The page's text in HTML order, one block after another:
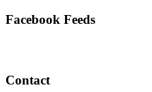
Facebook Feeds
Contact